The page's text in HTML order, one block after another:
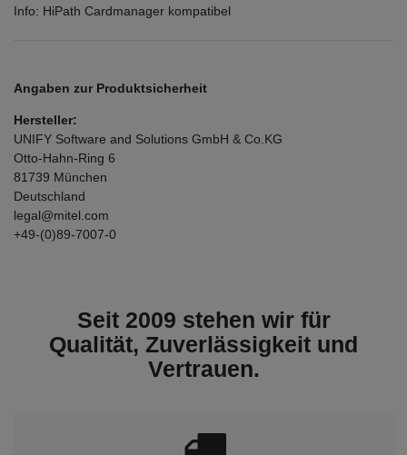
Info: HiPath Cardmanager kompatibel
Angaben zur Produktsicherheit
Hersteller:
UNIFY Software and Solutions GmbH & Co.KG
Otto-Hahn-Ring 6
81739 München
Deutschland
legal@mitel.com
+49-(0)89-7007-0
Seit 2009 stehen wir für
Qualität, Zuverlässigkeit und
Vertrauen.